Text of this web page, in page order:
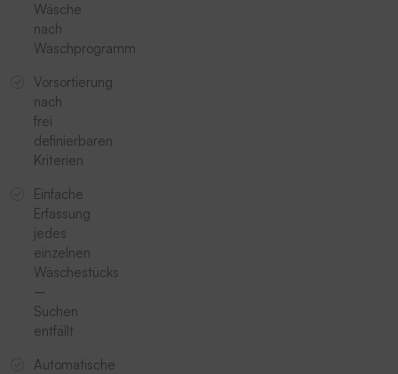
Wäsche
nach
Waschprogramm
Vorsortierung
nach
frei
definierbaren
Kriterien
Einfache
Erfassung
jedes
einzelnen
Wäschestücks
–
Suchen
entfällt
Automatische